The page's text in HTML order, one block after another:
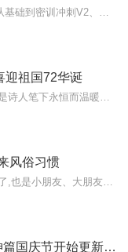
祖国72华诞
风俗习惯
小猪屏蓬十二生肖神8 羊神篇国庆节开始更新啦！